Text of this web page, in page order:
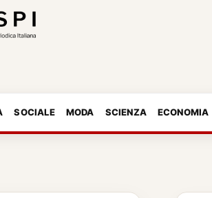
SOCIALE MODA SCIENZA ECONOMIA